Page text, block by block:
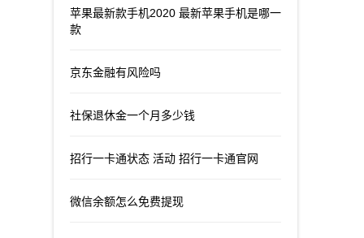
苹果最新款手机2020 最新苹果手机是哪一
款
京东金融有风险吗
社保退休金一个月多少钱
招行一卡通状态 活动 招行一卡通官网
微信余额怎么免费提现